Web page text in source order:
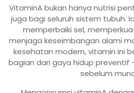
VitaminA bukan hanya nutrisi
juga bagi seluruh sistem tubuh.
memperbaiki sel,
menjaga keseimbangan alami
kesehatan modern, vitamin ini
bagian dari gaya hidup
sebelum